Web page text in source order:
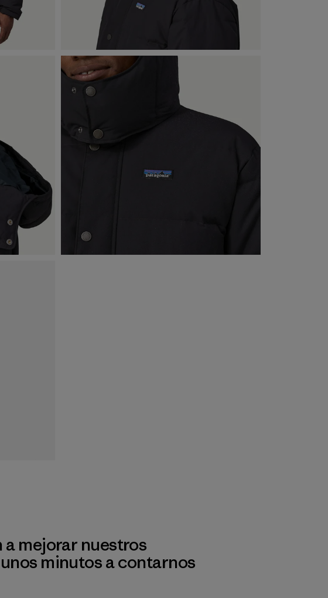
a mejorar nuestros
minutos a contarnos